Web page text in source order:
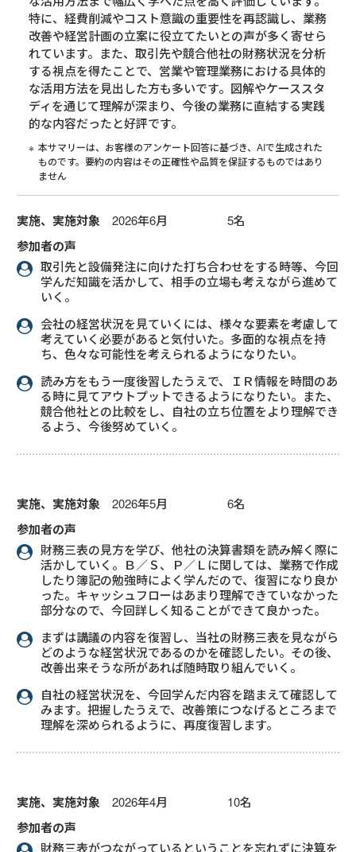
特に、経費削減やコスト意識の重要性を再認識し、業務
改善や経営計画の立案に役立てたいとの声が多く寄せら
れています。また、取引先や競合他社の財務状況を分析
する視点を得たことで、営業や管理業務における具体的
な活用方法を見出した方も多いです。図解やケーススタ
ディを通じて理解が深まり、今後の業務に直結する実践
的な内容だったと好評です。
本サマリーは、お客様のアンケート回答に基づき、AIで生成された
ものです。要約の内容はその正確性や品質を保証するものではあり
ません
実施、実施対象 2026年6月 5名
参加者の声
取引先と設備発注に向けた打ち合わせをする時等、今回
学んだ知識を活かして、相手の立場も考えながら進めて
いく。
会社の経営状況を見ていくには、様々な要素を考慮して
考えていく必要があると気付いた。多面的な視点を持
ち、色々な可能性を考えられるようになりたい。
読み方をもう一度後習したうえで、ＩＲ情報を時間のあ
る時に見てアウトプットできるようになりたい。また、
競合他社との比較をし、自社の立ち位置をより理解でき
るよう、今後努めていく。
実施、実施対象 2026年5月 6名
参加者の声
財務三表の見方を学び、他社の決算書類を読み解く際に
活かしていく。Ｂ／Ｓ、Ｐ／Ｌに関しては、業務で作成
したり簿記の勉強時によく学んだので、復習になり良か
った。キャッシュフローはあまり理解できていなかった
部分なので、今回詳しく知ることができて良かった。
まずは講議の内容を復習し、当社の財務三表を見ながら
どのような経営状況であるのかを確認したい。その後、
改善出来そうな所があれば随時取り組んでいく。
自社の経営状況を、今回学んだ内容を踏まえて確認して
みます。把握したうえで、改善策につなげるところまで
理解を深められるように、再度復習します。
実施、実施対象 2026年4月 10名
参加者の声
財務三表がつながっているということを忘れずに決算を